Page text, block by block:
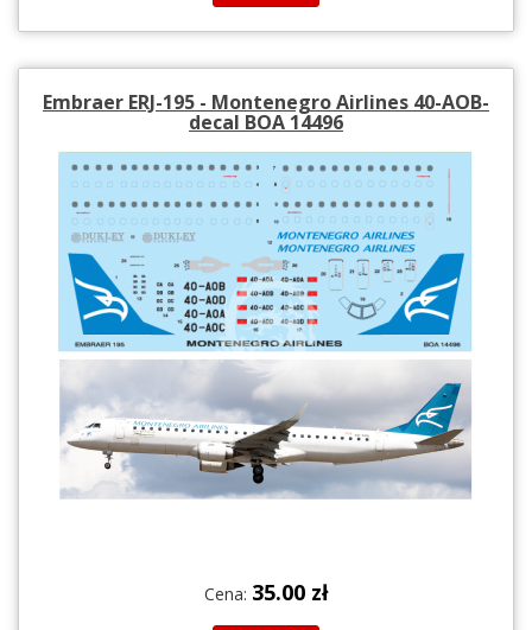
Embraer ERJ-195 - Montenegro Airlines 40-AOB-
decal BOA 14496
Cena: 35.00 zł